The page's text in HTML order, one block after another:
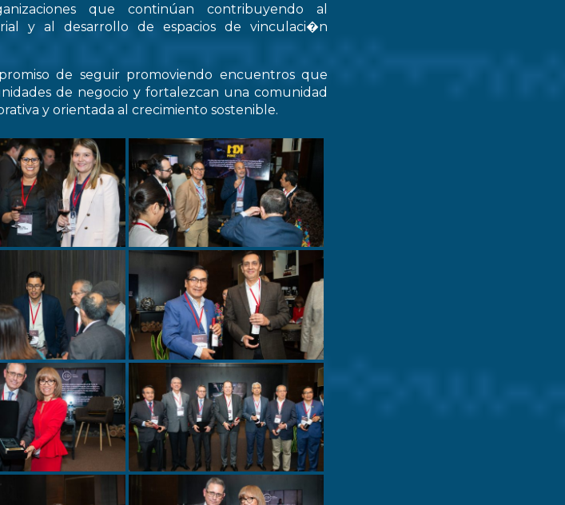
que continúan contribuyendo al
y al desarrollo de espacios de vinculaci�n
de seguir promoviendo encuentros que
de negocio y fortalezcan una comunidad
y orientada al crecimiento sostenible.